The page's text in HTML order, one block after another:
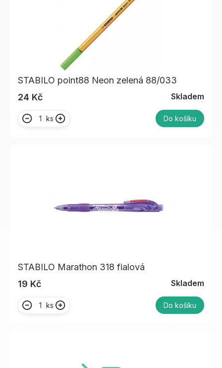
STABILO point88 Neon zelená 88/033
24 Kč
Skladem
ks Do košíku
STABILO Marathon 318 fialová
19 Kč
Skladem
ks Do košíku